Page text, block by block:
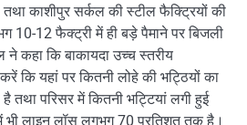
काशीपुर सर्कल की स्टील फैक्ट्रियों की
10-12 फैक्ट्री में ही बड़े पैमाने पर बिजली
ने कहा कि बाकायदा उच्च स्तरीय
कि यहां पर कितनी लोहे की भट्ठियों का
तथा परिसर में कितनी भट्टियां लगी हुई
भी लाइन लॉस लगभग 70 प्रतिशत तक है।